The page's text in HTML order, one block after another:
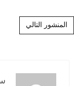
navigation
المنشور التالي